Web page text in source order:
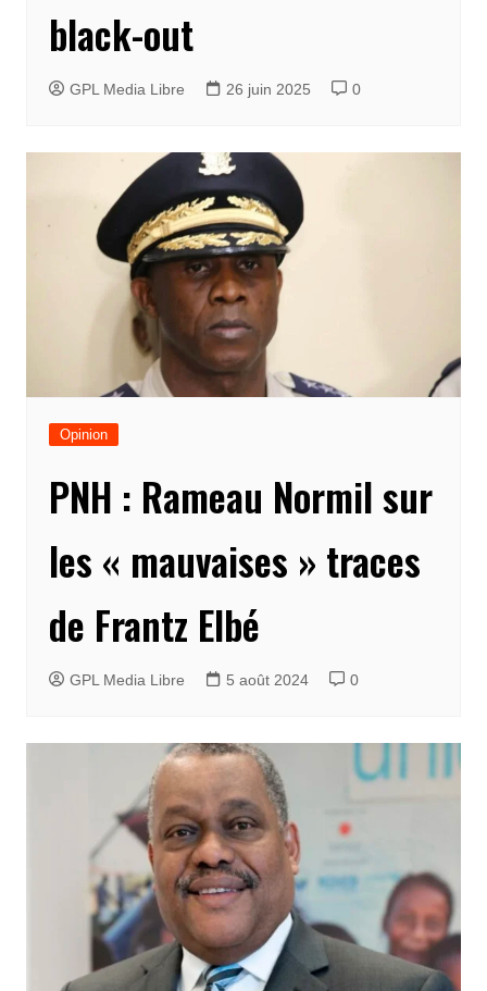
black-out
GPL Media Libre 26 juin 2025 0
Opinion
PNH : Rameau Normil sur
les « mauvaises » traces
de Frantz Elbé
GPL Media Libre 5 août 2024 0